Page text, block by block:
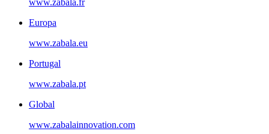
Europa
www.zabala.eu
Portugal
www.zabala.pt
Global
www.zabalainnovation.com